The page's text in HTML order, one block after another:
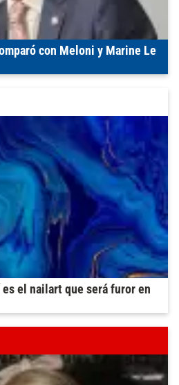
con Meloni y Marine Le
el nailart que será furor en